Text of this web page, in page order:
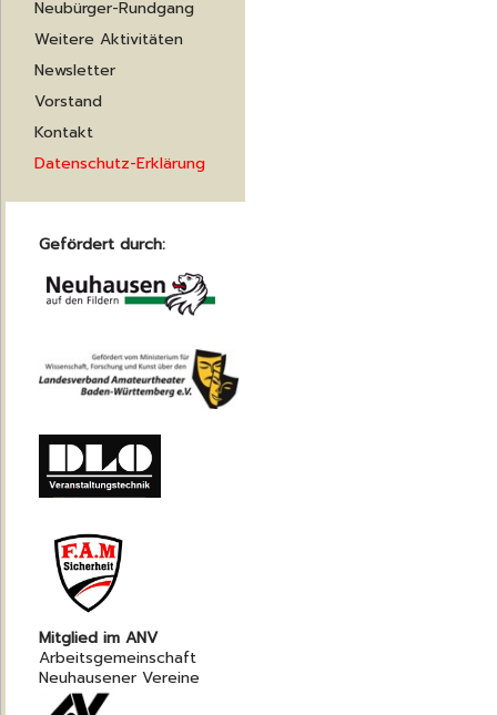
Neubürger-Rundgang
Weitere Aktivitäten
Newsletter
Vorstand
Kontakt
Datenschutz-Erklärung
Gefördert durch:
Mitglied im ANV
Arbeitsgemeinschaft
Neuhausener Vereine